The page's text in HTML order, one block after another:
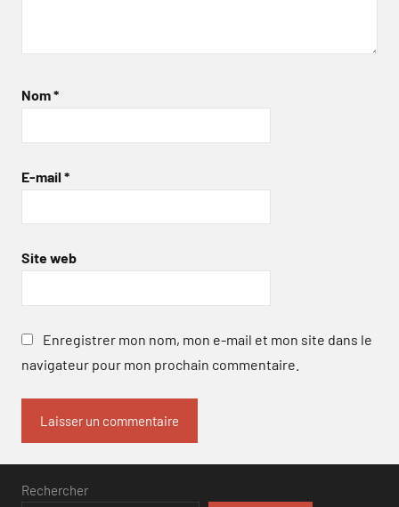
Nom*
E-mail *
Site web
Enregistrer mon nom, mon e-mail et mon site dans le
navigateur pour mon prochain commentaire.
Rechercher